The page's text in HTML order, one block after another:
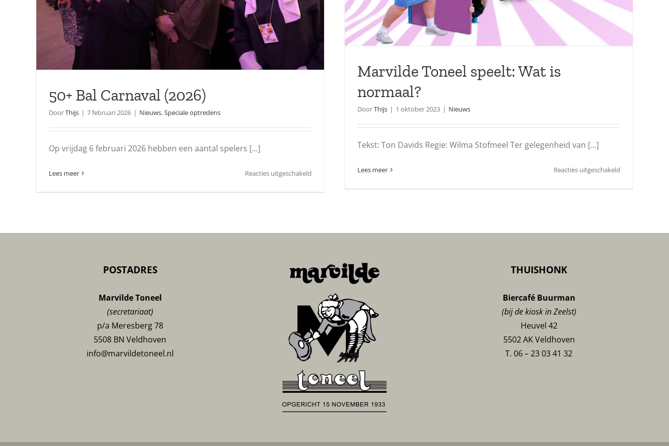
50+ Bal Carnaval (2026)
DoorThijs | 7 februari 2026 | Nieuws,Speciale optredens
Op vrijdag 6 februari 2026 hebben een aantal spelers [...]
Lees meer Reacties uitgeschakeld
Marvilde Toneel speelt: Wat is
normaal?
DoorThijs | 1 oktober 2023 | Nieuws
Tekst: Ton Davids Regie: Wilma Stofmeel Ter gelegenheid van [...]
Lees meer Reacties uitgeschakeld
POSTADRES
Marvilde Toneel
(secretariaat)
p/a Meresberg 78
5508 BN Veldhoven
info@marvildetoneel.nl
THUISHONK
Biercafé Buurman
(bij de kiosk in Zeelst)
Heuvel 42
5502 AK Veldhoven
T. 06 – 23 03 41 32